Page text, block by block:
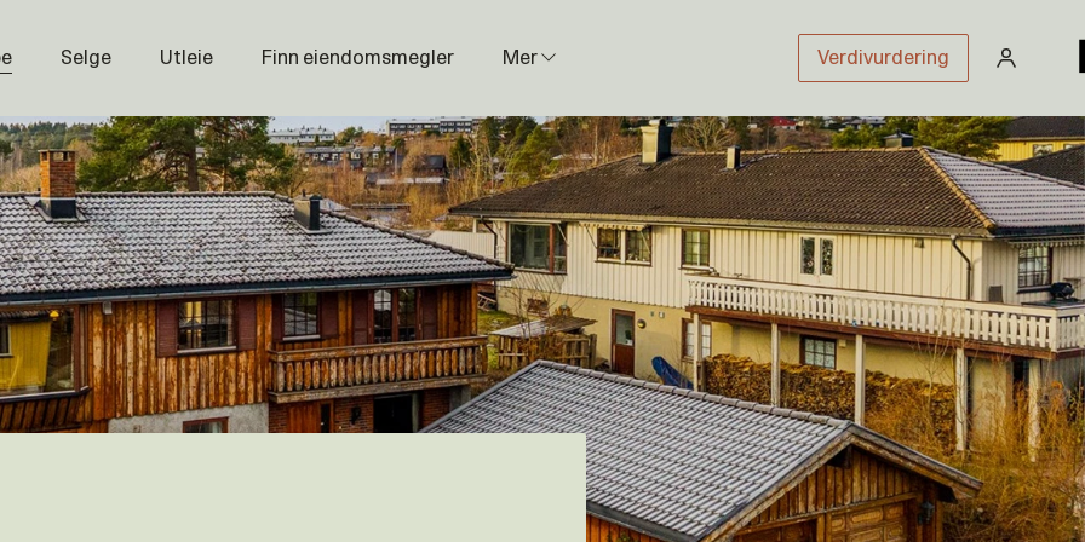
Selge Utleie Finn eiendomsmegler Mer
Prisstatistikk
Næring
Nybygg
Magasin
Om oss
Åpenhetsloven
Prisliste
Karriere
Verdivurdering